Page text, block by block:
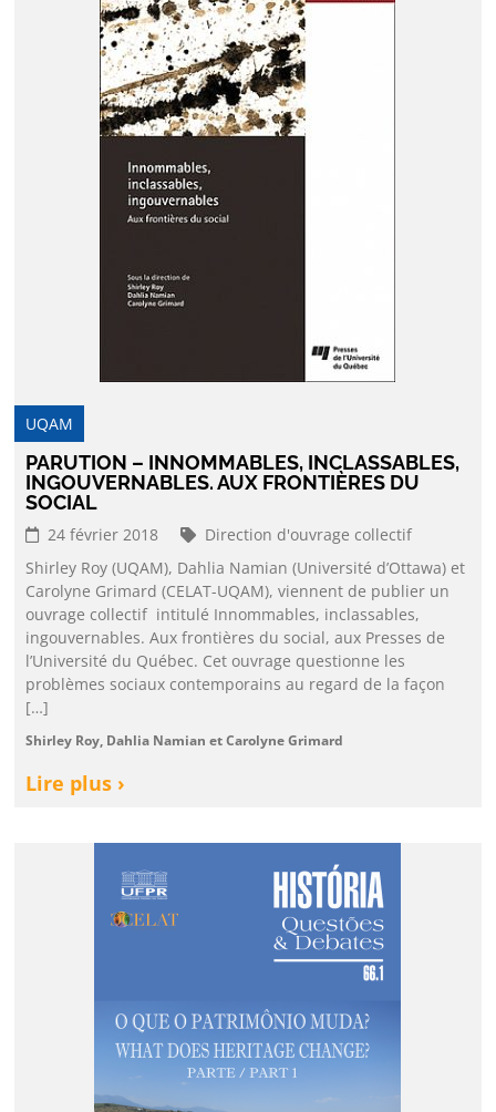
UQAM
PARUTION – INNOMMABLES, INCLASSABLES,
INGOUVERNABLES. AUX FRONTIÈRES DU
SOCIAL
24 février 2018
Direction d'ouvrage collectif
Shirley Roy (UQAM), Dahlia Namian (Université d’Ottawa) et
Carolyne Grimard (CELAT-UQAM), viennent de publier un
ouvrage collectif intitulé Innommables, inclassables,
ingouvernables. Aux frontières du social, aux Presses de
l’Université du Québec. Cet ouvrage questionne les
problèmes sociaux contemporains au regard de la façon
[…]
Shirley Roy, Dahlia Namian et Carolyne Grimard
Lire plus ›